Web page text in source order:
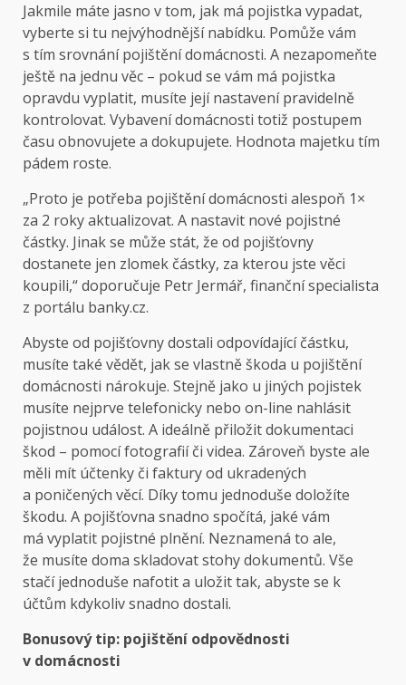
Jakmile máte jasno v tom, jak má pojistka vypadat,
vyberte si tu nejvýhodnější nabídku. Pomůže vám
s tím srovnání pojištění domácnosti. A nezapomeňte
ještě na jednu věc – pokud se vám má pojistka
opravdu vyplatit, musíte její nastavení pravidelně
kontrolovat. Vybavení domácnosti totiž postupem
času obnovujete a dokupujete. Hodnota majetku tím
pádem roste.
„Proto je potřeba pojištění domácnosti alespoň 1×
za 2 roky aktualizovat. A nastavit nové pojistné
částky. Jinak se může stát, že od pojišťovny
dostanete jen zlomek částky, za kterou jste věci
koupili,“ doporučuje Petr Jermář, finanční specialista
z portálu banky.cz.
Abyste od pojišťovny dostali odpovídající částku,
musíte také vědět, jak se vlastně škoda u pojištění
domácnosti nárokuje. Stejně jako u jiných pojistek
musíte nejprve telefonicky nebo on-line nahlásit
pojistnou událost. A ideálně přiložit dokumentaci
škod – pomocí fotografií či videa. Zároveň byste ale
měli mít účtenky či faktury od ukradených
a poničených věcí. Díky tomu jednoduše doložíte
škodu. A pojišťovna snadno spočítá, jaké vám
má vyplatit pojistné plnění. Neznamená to ale,
že musíte doma skladovat stohy dokumentů. Vše
stačí jednoduše nafotit a uložit tak, abyste se k
účtům kdykoliv snadno dostali.
Bonusový tip: pojištění odpovědnosti
v domácnosti